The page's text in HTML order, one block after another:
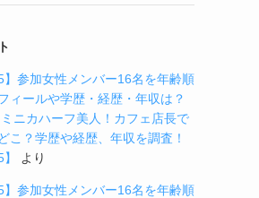
】参加女性メンバー16名を年齢順
ィールや学歴・経歴・年収は？
ニカハーフ美人！カフェ店長で
こ？学歴や経歴、年収を調査！
より
】参加女性メンバー16名を年齢順